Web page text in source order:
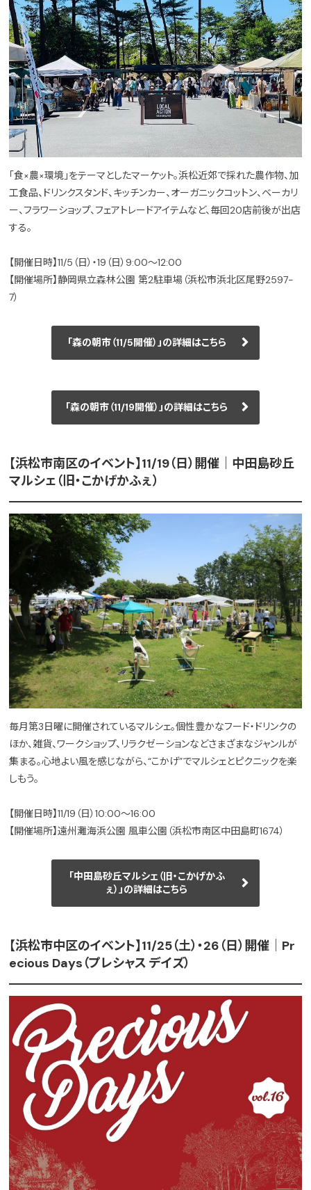
「食×農×環境」をテーマとしたマーケット。浜松近郊で採れた農作物、加
工食品、ドリンクスタンド、キッチンカー、オーガニックコットン、ベーカリ
ー、フラワーショップ、フェアトレードアイテムなど、毎回20店前後が出店
する。
【開催日時】11/5（日）・19（日）9:00～12:00
【開催場所】静岡県立森林公園 第2駐車場（浜松市浜北区尾野2597-
7）
「森の朝市（11/5開催）」の詳細はこちら
「森の朝市（11/19開催）」の詳細はこちら
【浜松市南区のイベント】11/19（日）開催｜中田島砂丘
マルシェ（旧・こかげかふぇ）
毎月第3日曜に開催されているマルシェ。個性豊かなフード・ドリンクの
ほか、雑貨、ワークショップ、リラクゼーションなどさまざまなジャンルが
集まる。心地よい風を感じながら、“こかげ”でマルシェとピクニックを楽
しもう。
【開催日時】11/19（日）10:00～16:00
【開催場所】遠州灘海浜公園 風車公園（浜松市南区中田島町1674）
「中田島砂丘マルシェ（旧・こかげかふ
ぇ）」の詳細はこちら
【浜松市中区のイベント】11/25（土）・26（日）開催｜Pr
ecious Days（プレシャス デイズ）